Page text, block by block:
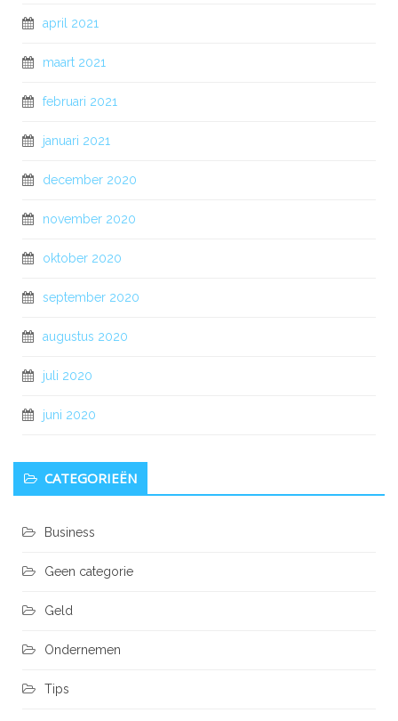
april 2021
maart 2021
februari 2021
januari 2021
december 2020
november 2020
oktober 2020
september 2020
augustus 2020
juli 2020
juni 2020
CATEGORIEËN
Business
Geen categorie
Geld
Ondernemen
Tips